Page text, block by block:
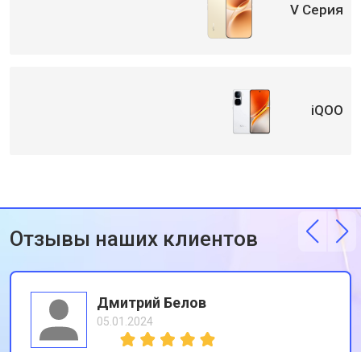
V Серия
iQOO
Отзывы наших клиентов
Дмитрий Белов
05.01.2024